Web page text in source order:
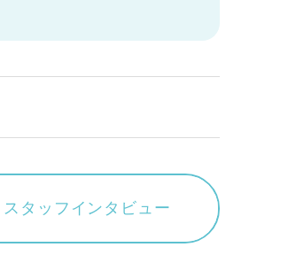
スタッフ インタビュー